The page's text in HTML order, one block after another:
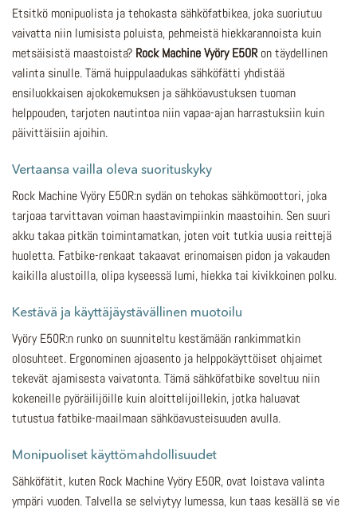
Etsitkö monipuolista ja tehokasta sähköfatbikea, joka suoriutuu
vaivatta niin lumisista poluista, pehmeistä hiekkarannoista kuin
metsäisistä maastoista? Rock Machine Vyöry E50Ron täydellinen
valinta sinulle. Tämä huippulaadukas sähköfätti yhdistää
ensiluokkaisen ajokokemuksen ja sähköavustuksen tuoman
helppouden, tarjoten nautintoa niin vapaa-ajan harrastuksiin kuin
päivittäisiin ajoihin.
Vertaansa vailla oleva suorituskyky
Rock Machine Vyöry E50R:n sydän on tehokas sähkömoottori, joka
tarjoaa tarvittavan voiman haastavimpiinkin maastoihin. Sen suuri
akku takaa pitkän toimintamatkan, joten voit tutkia uusia reittejä
huoletta. Fatbike-renkaat takaavat erinomaisen pidon ja vakauden
kaikilla alustoilla, olipa kyseessä lumi, hiekka tai kivikkoinen polku.
Kestävä ja käyttäjäystävällinen muotoilu
Vyöry E50R:n runko on suunniteltu kestämään rankimmatkin
olosuhteet. Ergonominen ajoasento ja helppokäyttöiset ohjaimet
tekevät ajamisesta vaivatonta. Tämä sähköfatbike soveltuu niin
kokeneille pyöräilijöille kuin aloittelijoillekin, jotka haluavat
tutustua fatbike-maailmaan sähköavusteisuuden avulla.
Monipuoliset käyttömahdollisuudet
Sähköfätit, kuten Rock Machine Vyöry E50R, ovat loistava valinta
ympäri vuoden. Talvella se selviytyy lumessa, kun taas kesällä se vie